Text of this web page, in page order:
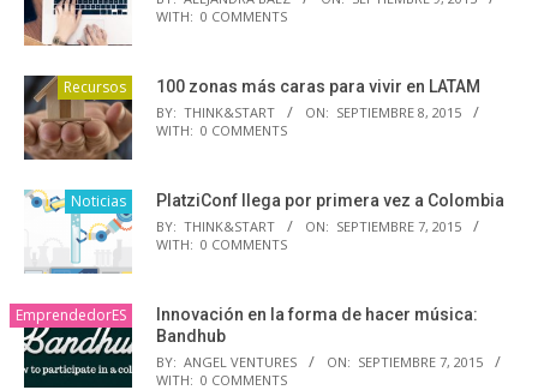
WITH: 0 COMMENTS
Recursos 100 zonas más caras para vivir en LATAM
BY: THINK&START ON: SEPTIEMBRE 8, 2015
WITH: 0 COMMENTS
Noticias PlatziConf llega por primera vez a Colombia
BY: THINK&START ON: SEPTIEMBRE 7, 2015
WITH: 0 COMMENTS
EmprendedorES
Innovación en la forma de hacer música:
Bandhub
BY: ANGEL VENTURES ON: SEPTIEMBRE 7, 2015
WITH: 0 COMMENTS